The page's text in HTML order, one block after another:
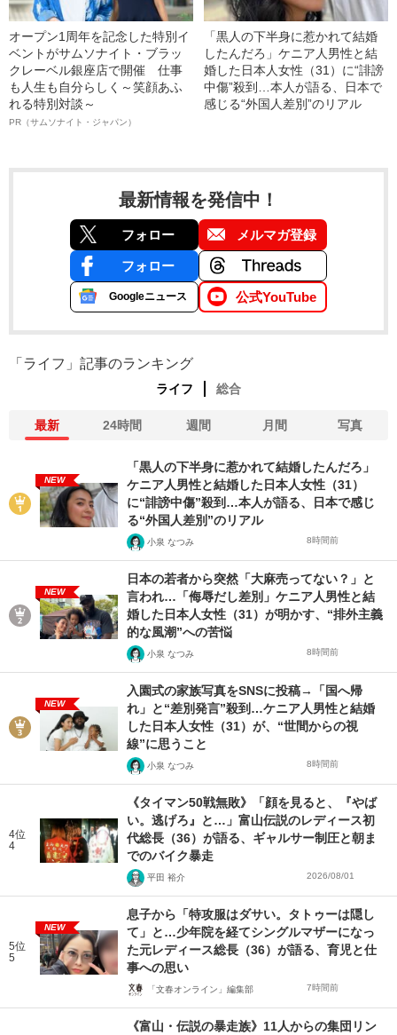
オープン1周年を記念した特別イ
ベントがサムソナイト・ブラッ
クレーベル銀座店で開催 仕事
も人生も自分らしく～笑顔あふ
れる特別対談～
PR（サムソナイト・ジャパン）
「黒人の下半身に惹かれて結婚
したんだろ」ケニア人男性と結
婚した日本人女性（31）に“誹謗
中傷”殺到…本人が語る、日本で
感じる“外国人差別”のリアル
最新情報を発信中！
フォロー メルマガ登録
フォロー
Googleニュース 公式YouTube
「ライフ」記事のランキング
ライフ 総合
最新 24時間 週間 月間 写真
NEW
「黒人の下半身に惹かれて結婚したんだろ」
ケニア人男性と結婚した日本人女性（31）
に“誹謗中傷”殺到…本人が語る、日本で感じ
る“外国人差別”のリアル
小泉 なつみ 8時間前
NEW
日本の若者から突然「大麻売ってない？」と
言われ…「侮辱だし差別」ケニア人男性と結
婚した日本人女性（31）が明かす、“排外主義
的な風潮”への苦悩
小泉 なつみ 8時間前
NEW
入園式の家族写真をSNSに投稿→「国へ帰
れ」と“差別発言”殺到…ケニア人男性と結婚
した日本人女性（31）が、“世間からの視
線”に思うこと
小泉 なつみ 8時間前
4位
4
《タイマン50戦無敗》「顔を見ると、『やば
い。逃げろ』と…」富山伝説のレディース初
代総長（36）が語る、ギャルサー制圧と朝ま
でのバイク暴走
平田 裕介 2026/08/01
5位
5
NEW
息子から「特攻服はダサい。タトゥーは隠し
て」と…少年院を経てシングルマザーになっ
た元レディース総長（36）が語る、育児と仕
事への思い
「文春オンライン」編集部 7時間前
《富山・伝説の暴走族》11人からの集団リン